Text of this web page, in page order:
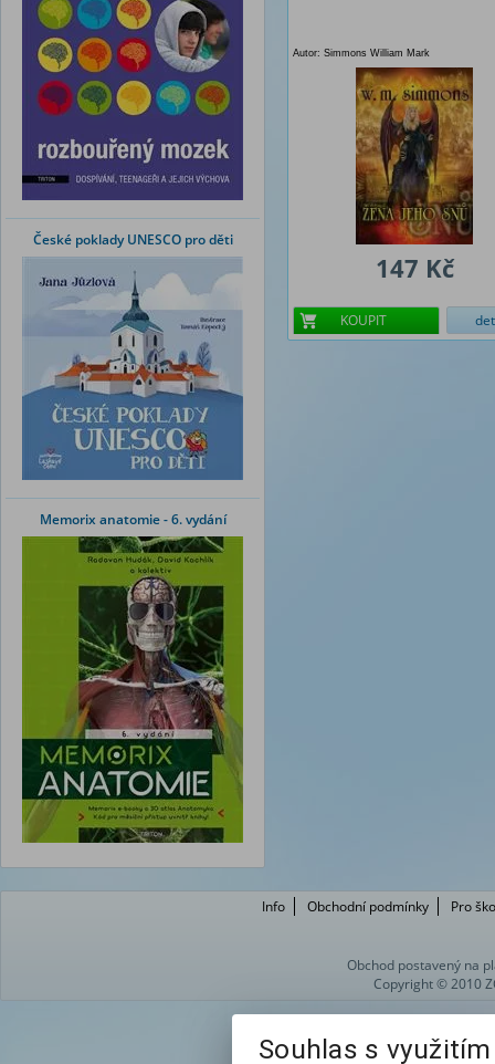
České poklady UNESCO pro děti
Memorix anatomie - 6. vydání
Autor: Simmons William Mark
147 Kč
KOUPIT
Info Obchodní podmínky Pro
Obchod postavený na
Copyright © 2010
Souhlas s